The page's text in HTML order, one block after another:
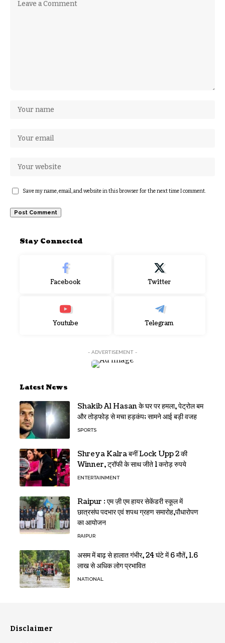
Save my name, email, and website in this browser for the next time I comment.
Stay Connected
Facebook Twitter
Youtube Telegram
- ADVERTISEMENT -
Latest News
Shakib Al Hasan के घर पर हमला, पेट्रोल बम
और तोड़फोड़ से मचा हड़कंप; सामने आई बड़ी वजह
SPORTS
Shreya Kalra बनीं Lock Upp 2 की
Winner, ट्रॉफी के साथ जीते 1 करोड़ रुपये
ENTERTAINMENT
Raipur : एम ज़ी एम हायर सेकेंडरी स्कूल में
छात्रसंघ पदभार एवं शपथ ग्रहण समारोह,पौधारोपण
का आयोजन
RAIPUR
असम में बाढ़ से हालात गंभीर, 24 घंटे में 6 मौतें, 1.6
लाख से अधिक लोग प्रभावित
NATIONAL
Disclaimer